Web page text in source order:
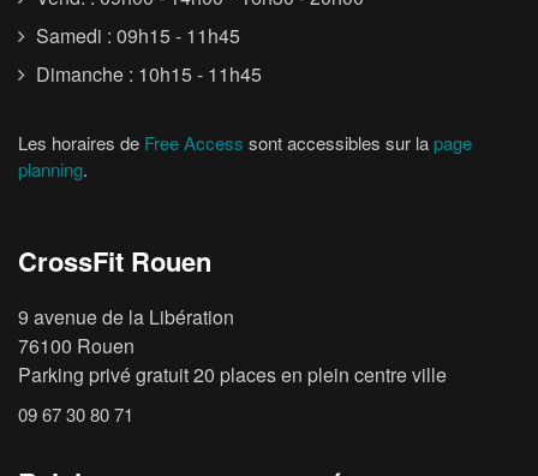
Samedi : 09h15 - 11h45
Dimanche : 10h15 - 11h45
Les horaires de Free Access sont accessibles sur la page
planning.
CrossFit Rouen
9 avenue de la Libération
76100 Rouen
Parking privé gratuit 20 places en plein centre ville
09 67 30 80 71